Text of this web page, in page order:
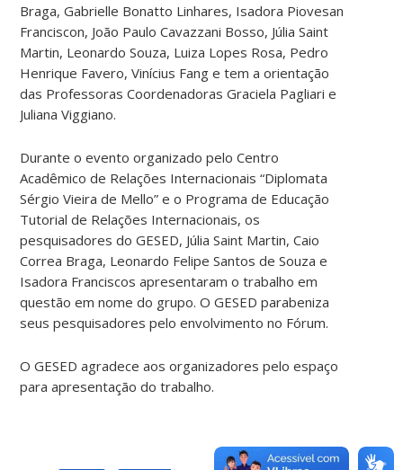
Braga, Gabrielle Bonatto Linhares, Isadora Piovesan
Franciscon, João Paulo Cavazzani Bosso, Júlia Saint
Martin, Leonardo Souza, Luiza Lopes Rosa, Pedro
Henrique Favero, Vinícius Fang e tem a orientação
das Professoras Coordenadoras Graciela Pagliari e
Juliana Viggiano.
Durante o evento organizado pelo Centro
Acadêmico de Relações Internacionais “Diplomata
Sérgio Vieira de Mello” e o Programa de Educação
Tutorial de Relações Internacionais, os
pesquisadores do GESED, Júlia Saint Martin, Caio
Correa Braga, Leonardo Felipe Santos de Souza e
Isadora Franciscos apresentaram o trabalho em
questão em nome do grupo. O GESED parabeniza
seus pesquisadores pelo envolvimento no Fórum.
O GESED agradece aos organizadores pelo espaço
para apresentação do trabalho.